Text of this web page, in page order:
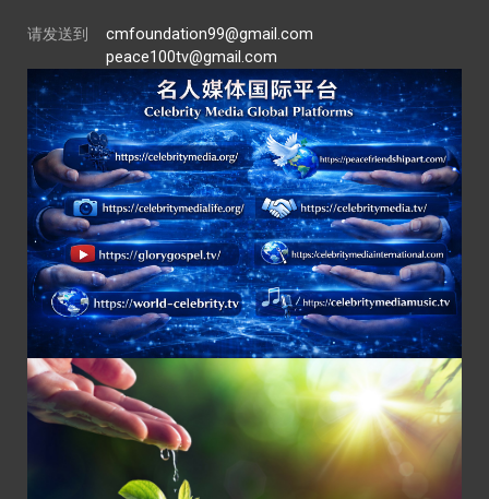
请发送到 cmfoundation99@gmail.com
peace100tv@gmail.com